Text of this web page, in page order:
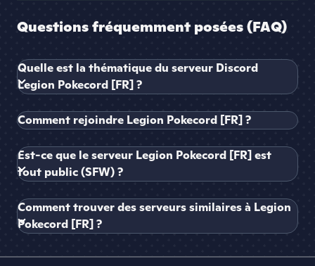
Questions fréquemment posées (FAQ)
Quelle est la thématique du serveur Discord
Legion Pokecord [FR] ?
Comment rejoindre Legion Pokecord [FR] ?
Est-ce que le serveur Legion Pokecord [FR] est
tout public (SFW) ?
Comment trouver des serveurs similaires à Legion
Pokecord [FR] ?